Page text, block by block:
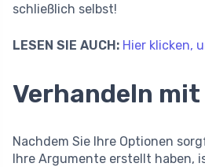
schließlich selbst!
LESEN SIE AUCH: Hier klicken,
Verhandeln
Nachdem Sie Ihre Optionen
Ihre Argumente erstellt haben,